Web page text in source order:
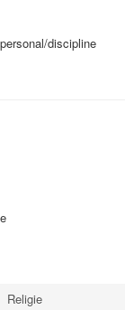
discipline
Religie